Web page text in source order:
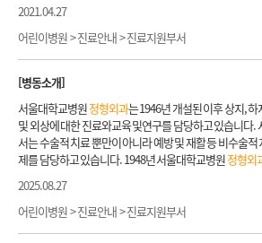
는 수술을 시행하고 있습니다. 치료방법이 다양하거나 난
수들과의 컨퍼런스 및 협진을 통해 여러 의견을 경청한 후
욱 빛을 발하고 있습니다. 매년 해외 유수의 학회에서 연구
정형외과분야의 최고 수준의 저널에도 여러 논문을 발표
로 한 임상 연구는 물론, 유전자 및 성장판에 관한 기초연
행 중이며, 이를 통해 향후 우리 어린이들이 더 나은 치료
나가고 있습니다. 국내외 소아정형외과 교육의 요람 소아
전문가를 배출한 바 있습니다. 서울대학교 어린이병원 소
적과 학문적 성취 덕분에, 현재도 외국의
을 받기 위해 거의 매년 방문하고 있습니다. 또한 어린이병
전국 여러 대학병원과 종합병원의정형외과
단기 수련을 제공하고 있습니다. 진료 대상 질환 발달성 고관절 이형성증, 대퇴골두 무혈
조기, 수술을 하는 것을 지양하여, 이로 인한 신체적/정신적
하는 일을 최소화하고 있습니다. 하지만 꼭 치료가 필요한
는 세계 어느 나라의 유수한 센터와 비교하여도 더 우월
하고 있습니다. 소아정형외과의 대표적인 질환인 발달성
성 괴사(LCP 병)는 물론이거니와 선천성 경골 가관절증,
서도 세계적 기준에서도 최고 수준의 치료 성적들을 보고
과 같이 소아청소년기에 호발하는 암 치료에서도 관절과
치료하는 수술방법을 개발하여 세계 학계에 소개하였습니
어서도 척추경 나사로 변형을 교정하는 방법을 세계 최초
2021.04.27
어린이병원 > 진료안내 > 진료지원부서
[병동소개]
서울대학교병원정형외과는 1946년 개설된 이후 상지,
및 외상에 대한 진료와교육 및연구를 담당하고 있습니다.
서는 수술적 치료 뿐만이 아니라 예방 및 재활 등 비수술
제를 담당하고 있습니다. 1948년 서울대학교병원정형외
세계적인 교실로 성장하였습니다. 2017년 현재 19명의 교
무릎, 발과 발목, 소아청소년정형외과, 종양, 외상 분야로
2025.08.27
어린이병원 > 진료안내 > 진료지원부서